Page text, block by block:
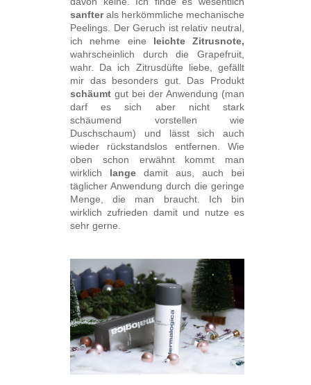
sanfterals herkömmliche mechanische
Peelings. Der Geruch ist relativ neutral,
ich nehme eine leichte Zitrusnote,
wahrscheinlich durch die Grapefruit,
wahr. Da ich Zitrusdüfte liebe, gefällt
mir das besonders gut. Das Produkt
schäumt gut bei der Anwendung (man
darf es sich aber nicht stark
schäumend vorstellen wie
Duschschaum) und lässt sich auch
wieder rückstandslos entfernen. Wie
oben schon erwähnt kommt man
wirklich lange damit aus, auch bei
täglicher Anwendung durch die geringe
Menge, die man braucht. Ich bin
wirklich zufrieden damit und nutze es
sehr gerne.